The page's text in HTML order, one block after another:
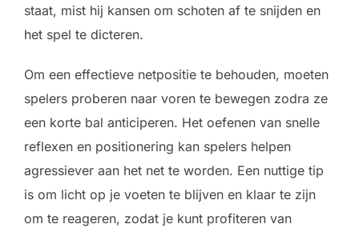
staat, mist hij kansen om schoten af te snijden en
het spel te dicteren.
Om een effectieve netpositie te behouden, moeten
spelers proberen naar voren te bewegen zodra ze
een korte bal anticiperen. Het oefenen van snelle
reflexen en positionering kan spelers helpen
agressiever aan het net te worden. Een nuttige tip
is om licht op je voeten te blijven en klaar te zijn
om te reageren, zodat je kunt profiteren van